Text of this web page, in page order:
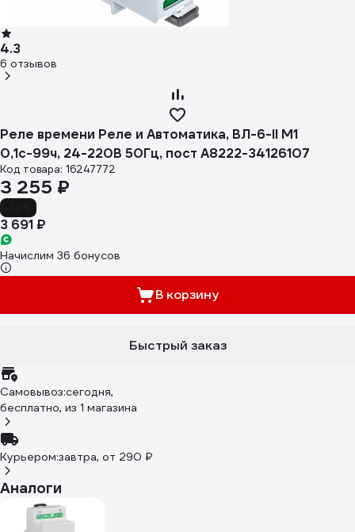
4.3
6 отзывов
Реле времени Реле и Автоматика, ВЛ-6-II M1
0,1с-99ч, 24-220В 50Гц, пост A8222-34126107
Код товара: 16247772
3 255 ₽
3 691 ₽
Начислим 36 бонусов
В корзину
Быстрый заказ
Самовывоз:сегодня,
бесплатно, из 1 магазина
Курьером:завтра, от 290 ₽
Аналоги